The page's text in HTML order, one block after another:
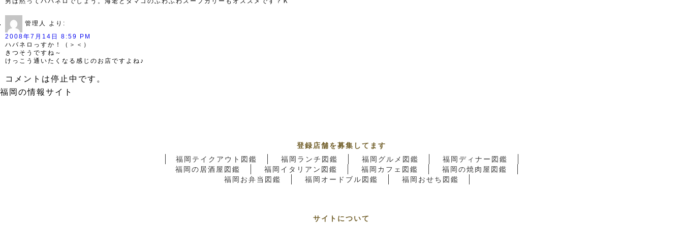
管理人
より:
2008年7月14日 8:59 PM
ハバネロっすか！（＞＜）
きつそうですね～
けっこう通いたくなる感じのお店ですよね♪
コメントは停止中です。
福岡の情報サイト
登録店舗を募集してます
福岡テイクアウト図鑑
福岡ランチ図鑑 福岡グルメ図鑑
福岡ディナー図鑑
福岡の居酒屋図鑑
福岡イタリアン図鑑 福岡カフェ図鑑
福岡の焼肉屋図鑑
福岡お弁当図鑑
福岡オードブル図鑑 福岡おせち図鑑
サイトについて